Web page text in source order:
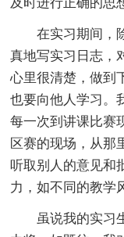
在实习期间，除
真地写实习日志，
心里很清楚，做到
也要向他人学习。
每一次到讲课比赛
区赛的现场，从那
听取别人的意见和
力，如不同的教学
虽说我的实习生